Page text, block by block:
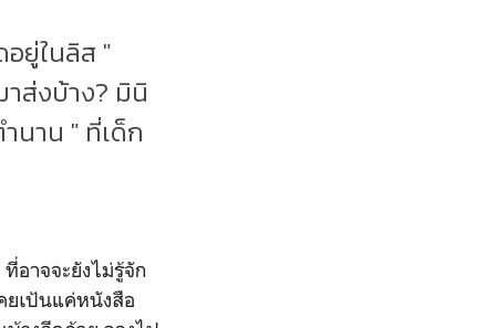
ยู่ในลิส "
ส่งบ้าง? มินิ
นาน " ที่เด็ก
อาจจะยังไม่รู้จัก
ยเป้นแค่หนังสือ